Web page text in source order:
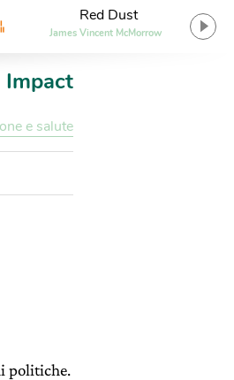
Red Dust
James Vincent McMorrow
Impact
e salute
politiche.